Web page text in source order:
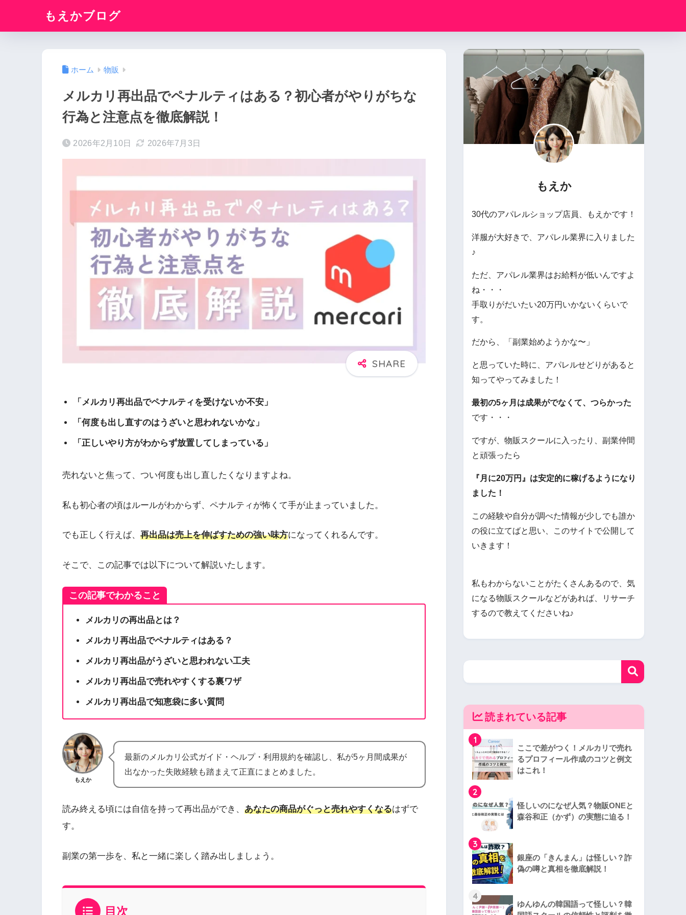
もえかブログ
ホーム 物販
メルカリ再出品でペナルティはある？初心者がやりがちな
行為と注意点を徹底解説！
2026年2月10日 2026年7月3日
「メルカリ再出品でペナルティを受けないか不安」
「何度も出し直すのはうざいと思われないかな」
「正しいやり方がわからず放置してしまっている」
売れないと焦って、つい何度も出し直したくなりますよね。
私も初心者の頃はルールがわからず、ペナルティが怖くて手が止まっていました。
でも正しく行えば、 再出品は売上を伸ばすための強い味方になってくれるんです。
そこで、この記事では以下について解説いたします。
この記事でわかること
メルカリの再出品とは？
メルカリ再出品でペナルティはある？
メルカリ再出品がうざいと思われない工夫
メルカリ再出品で売れやすくする裏ワザ
メルカリ再出品で知恵袋に多い質問
もえか
最新のメルカリ公式ガイド・ヘルプ・利用規約を確認し、私が5ヶ月間成果が
出なかった失敗経験も踏まえて正直にまとめました。
読み終える頃には自信を持って再出品ができ、 あなたの商品がぐっと売れやすくなるはずで
す。
副業の第一歩を、私と一緒に楽しく踏み出しましょう。
目次
もえか
30代のアパレルショップ店員、もえかです！
洋服が大好きで、アパレル業界に入りました
♪
ただ、アパレル業界はお給料が低いんですよ
ね・・・
手取りがだいたい20万円いかないくらいで
す。
だから、「副業始めようかな〜」
と思っていた時に、アパレルせどりがあると
知ってやってみました！
最初の5ヶ月は成果がでなくて、つらかった
です・・・
ですが、物販スクールに入ったり、副業仲間
と頑張ったら
『月に20万円』は安定的に稼げるようになり
ました！
この経験や自分が調べた情報が少しでも誰か
の役に立てばと思い、このサイトで公開して
いきます！
私もわからないことがたくさんあるので、気
になる物販スクールなどがあれば、リサーチ
するので教えてくださいね♪
読まれている記事
1
ここで差がつく！メルカリで売れ
るプロフィール作成のコツと例文
はこれ！
2
怪しいのになぜ人気？物販ONEと
森谷和正（かず）の実態に迫る！
3
銀座の「きんまん」は怪しい？詐
偽の噂と真相を徹底解説！
4
ゆんゆんの韓国語って怪しい？韓